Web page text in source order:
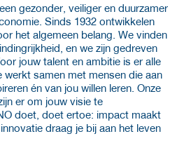
gezonder, veiliger en duurzamer
Sinds 1932 ontwikkelen
het algemeen belang. We vinden
en we zijn gedreven
jouw talent en ambitie is er alle
werkt samen met mensen die aan
én van jou willen leren. Onze
er om jouw visie te
doet, doet ertoe: impact maakt
draag je bij aan het leven